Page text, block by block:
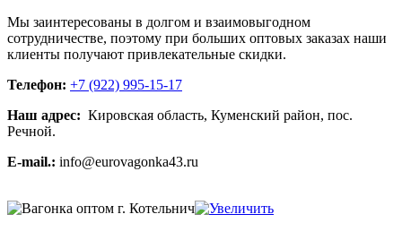
Мы заинтересованы в долгом и взаимовыгодном
сотрудничестве, поэтому при больших оптовых заказах наши
клиенты получают привлекательные скидки.
Телефон: +7 (922) 995-15-17
Наш адрес: Кировская область, Куменский район, пос.
Речной.
E-mail.: info@eurovagonka43.ru